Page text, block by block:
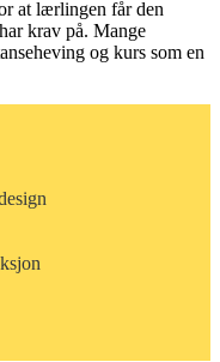
at lærlingen får den
krav på. Mange
og kurs som en